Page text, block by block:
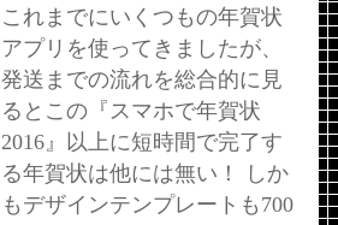
これまでにいくつもの年賀状
アプリを使ってきましたが、
発送までの流れを総合的に見
るとこの『スマホで年賀状
2016』以上に短時間で完了す
る年賀状は他には無い！ しか
もデザインテンプレートも700